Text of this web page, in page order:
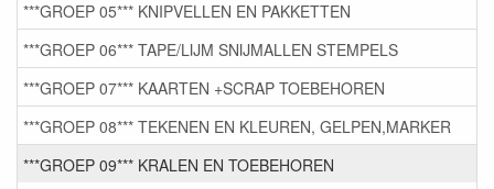
***GROEP 05*** KNIPVELLEN EN PAKKETTEN
***GROEP 06*** TAPE/LIJM SNIJMALLEN STEMPELS
***GROEP 07*** KAARTEN +SCRAP TOEBEHOREN
***GROEP 08*** TEKENEN EN KLEUREN, GELPEN,MARKER
***GROEP 09*** KRALEN EN TOEBEHOREN